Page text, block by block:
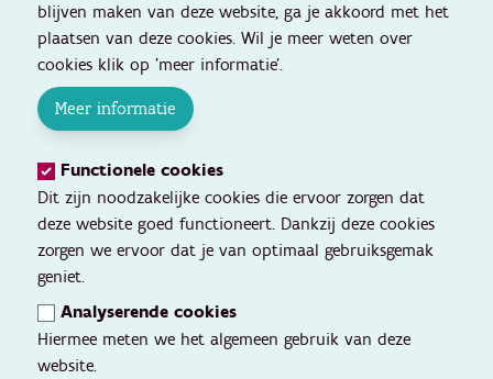
blijven maken van deze website, ga je akkoord met het
plaatsen van deze cookies. Wil je meer weten over
cookies klik op 'meer informatie'.
Meer informatie
Functionele cookies
Dit zijn noodzakelijke cookies die ervoor zorgen dat
deze website goed functioneert. Dankzij deze cookies
zorgen we ervoor dat je van optimaal gebruiksgemak
geniet.
Analyserende cookies
Hiermee meten we het algemeen gebruik van deze
website.